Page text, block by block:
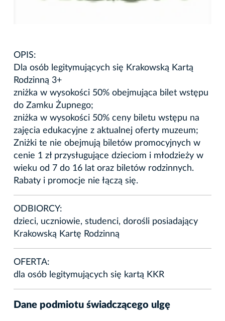
OPIS:
Dla osób legitymujących się Krakowską Kartą
Rodzinną 3+
zniżka w wysokości 50% obejmująca bilet wstępu
do Zamku Żupnego;
zniżka w wysokości 50% ceny biletu wstępu na
zajęcia edukacyjne z aktualnej oferty muzeum;
Zniżki te nie obejmują biletów promocyjnych w
cenie 1 zł przysługujące dzieciom i młodzieży w
wieku od 7 do 16 lat oraz biletów rodzinnych.
Rabaty i promocje nie łączą się.
ODBIORCY:
dzieci, uczniowie, studenci, dorośli posiadający
Krakowską Kartę Rodzinną
OFERTA:
dla osób legitymujących się kartą KKR
Dane podmiotu świadczącego ulgę